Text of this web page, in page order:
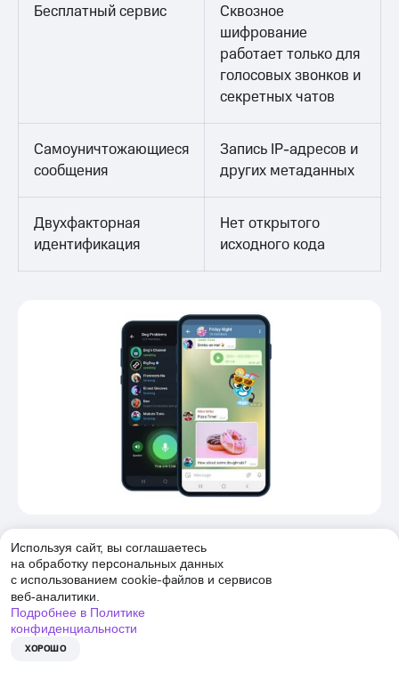
Используя сайт, вы соглашаетесь
на обработку персональных данных
с использованием cookie-файлов и сервисов
веб-аналитики.
Подробнее в Политике
конфиденциальности
ХОРОШО
Бесплатный сервис
Сквозное
шифрование
работает только для
голосовых звонков и
секретных чатов
Самоуничтожающиеся
сообщения
Запись IP-адресов и
других метаданных
Двухфакторная
идентификация
Нет открытого
исходного кода
Silence
ПриложениеSilenceможет стать альтернативой
стандартному обмену смс и ммс. Установка и
настройка программы бесплатная, однако за
отправку текстовых сообщений могут взимать плату.
Цена зависит от условий тарифа мобильного